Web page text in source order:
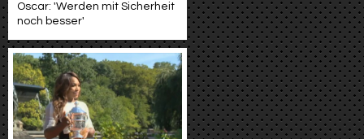
Oscar: 'Werden mit Sicherheit
noch besser'